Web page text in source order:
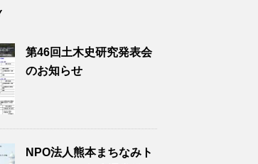
第46回土木史研究発表会
のお知らせ
NPO法人熊本まちなみト